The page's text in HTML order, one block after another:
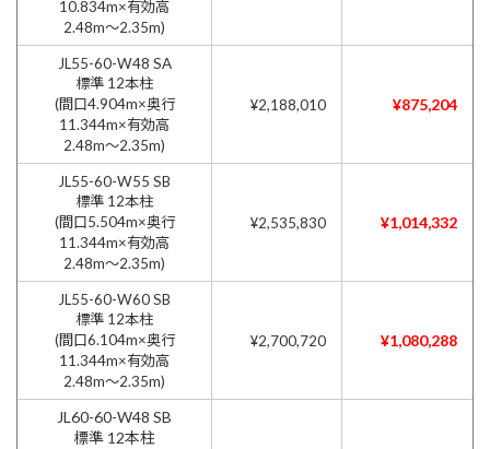
10.834m×有効高
2.48m〜2.35m)
JL55-60-W48 SA
標準 12本柱
(間口4.904m×奥行
11.344m×有効高
2.48m〜2.35m)
¥2,188,010 ¥875,204
JL55-60-W55 SB
標準 12本柱
(間口5.504m×奥行
11.344m×有効高
2.48m〜2.35m)
¥2,535,830 ¥1,014,332
JL55-60-W60 SB
標準 12本柱
(間口6.104m×奥行
11.344m×有効高
2.48m〜2.35m)
¥2,700,720 ¥1,080,288
JL60-60-W48 SB
標準 12本柱